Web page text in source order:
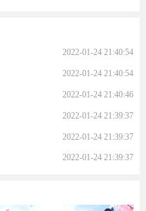
2022-01-24 21:40:54
2022-01-24 21:40:54
2022-01-24 21:40:46
2022-01-24 21:39:37
2022-01-24 21:39:37
2022-01-24 21:39:37